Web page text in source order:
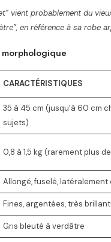
vient probablement du
en référence à sa robe
CARACTÉRISTIQUES
35 à 45 cm (jusqu’à 60 cm
sujets)
0,8 à 1,5 kg (rarement plus
Allongé, fuselé, latéralement
Fines, argentées, très
Gris bleuté à verdâtre